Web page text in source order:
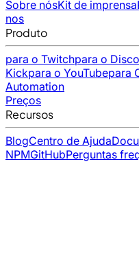
Sobre nósKit de imprensa
nos
Produto
para o Twitchpara o
Kickpara o YouTubepara
Automation
Preços
Recursos
BlogCentro de Ajuda
NPMGitHubPerguntas